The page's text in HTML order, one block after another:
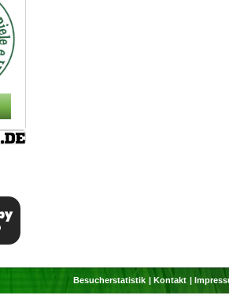
Besucherstatistik Kontakt